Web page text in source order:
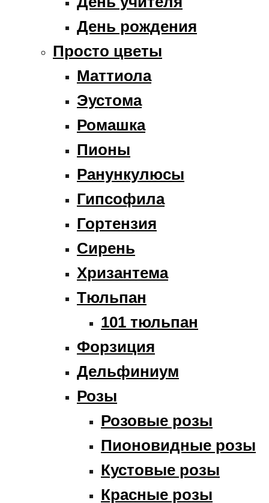
День рождения
Просто цветы
Маттиола
Эустома
Ромашка
Пионы
Ранункулюсы
Гипсофила
Гортензия
Сирень
Хризантема
Тюльпан
101 тюльпан
Форзиция
Дельфиниум
Розы
Розовые розы
Пионовидные розы
Кустовые розы
Красные розы